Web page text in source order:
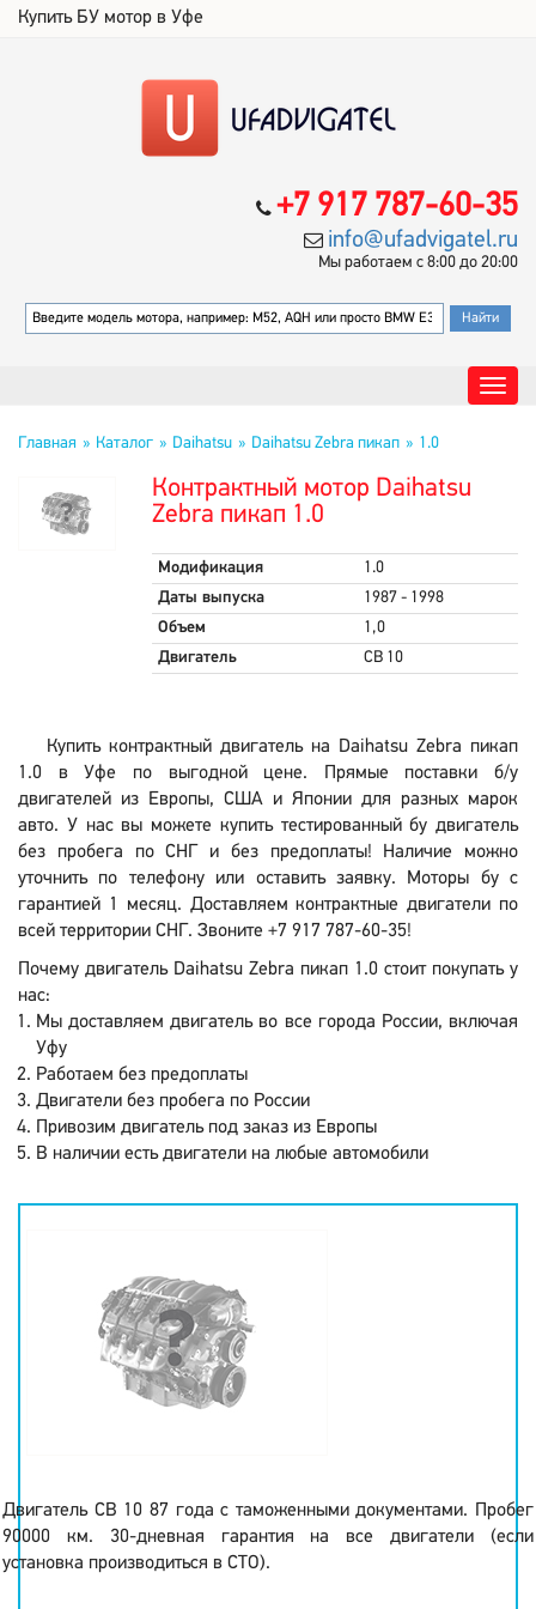
Купить БУ мотор в Уфе
+7 917 787-60-35
info@ufadvigatel.ru
Мы работаем с 8:00 до 20:00
Главная Каталог Daihatsu Daihatsu Zebra пикап 1.0
Контрактный мотор Daihatsu
Zebra пикап 1.0
Модификация
1.0
Даты выпуска
1987 - 1998
Объем
1,0
Двигатель
CB 10
Купить контрактный двигатель на Daihatsu Zebra пикап
1.0 в Уфе по выгодной цене. Прямые поставки б/у
двигателей из Европы, США и Японии для разных марок
авто. У нас вы можете купить тестированный бу двигатель
без пробега по СНГ и без предоплаты! Наличие можно
уточнить по телефону или оставить заявку. Моторы бу с
гарантией 1 месяц. Доставляем контрактные двигатели по
всей территории СНГ. Звоните +7 917 787-60-35!
Почему двигатель Daihatsu Zebra пикап 1.0 стоит покупать у
нас:
Мы доставляем двигатель во все города России, включая
Уфу
Работаем без предоплаты
Двигатели без пробега по России
Привозим двигатель под заказ из Европы
В наличии есть двигатели на любые автомобили
Двигатель CB 10 87 года с таможенными документами. Пробег
90000 км. 30-дневная гарантия на все двигатели (если
установка производиться в СТО).